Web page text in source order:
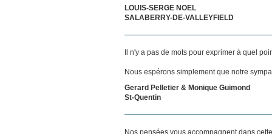
LOUIS-SERGE NOEL
SALABERRY-DE-VALLEYFIELD
Il n'y a pas de mots pour exprimer à quel
Nous espérons simplement que notre
Gerard Pelletier & Monique Guimond
St-Quentin
Nos pensées vous accompagnent dans